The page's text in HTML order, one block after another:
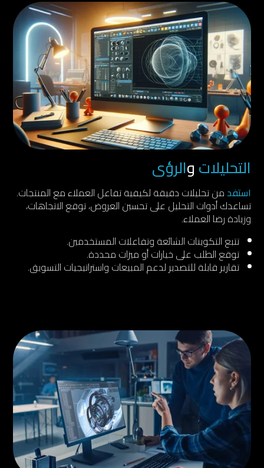
التحليلاتوالرؤى
استفد من تحليلات دقيقة لكيفية تفاعل العملاء مع المنتجات.
تساعدك أدوات التحليل على تحسين العروض، توقع الاتجاهات،
وزيادة رضا العملاء.
تتبع التكوينات الشائعة وتفاعلات المستخدمين.
توقع الطلب على خيارات أو ميزات محددة.
تقارير قابلة للتصدير لدعم المبيعات واستراتيجيات التسويق.